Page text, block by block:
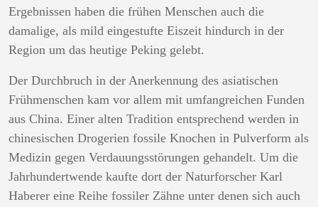
Ergebnissen haben die frühen Menschen auch die
damalige, als mild eingestufte Eiszeit hindurch in der
Region um das heutige Peking gelebt.
Der Durchbruch in der Anerkennung des asiatischen
Frühmenschen kam vor allem mit umfangreichen Funden
aus China. Einer alten Tradition entsprechend werden in
chinesischen Drogerien fossile Knochen in Pulverform als
Medizin gegen Verdauungsstörungen gehandelt. Um die
Jahrhundertwende kaufte dort der Naturforscher Karl
Haberer eine Reihe fossiler Zähne unter denen sich auch